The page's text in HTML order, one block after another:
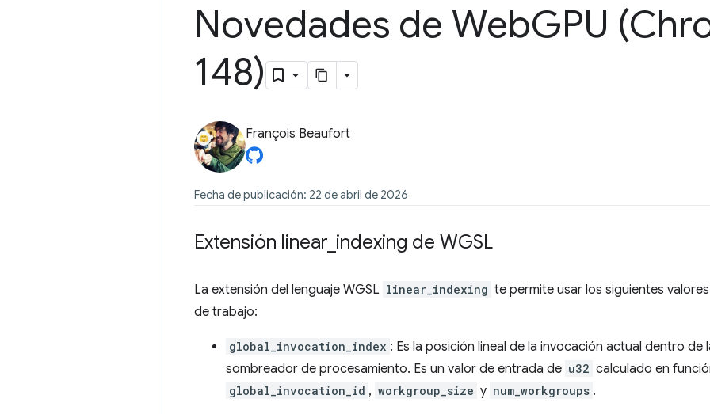
Novedades de WebGPU
148)
François Beaufort
Fecha de publicación: 22 de abril de 2026
Extensión linear indexing de WGSL
La extensión del lenguaje WGSL linear_indexing te permite usar los siguientes
de trabajo:
global_invocation_index : Es la posición lineal de la invocación actual dentro de
sombreador de procesamiento. Es un valor de entrada de u32 calculado en
global_invocation_id , workgroup_size y num_workgroups .